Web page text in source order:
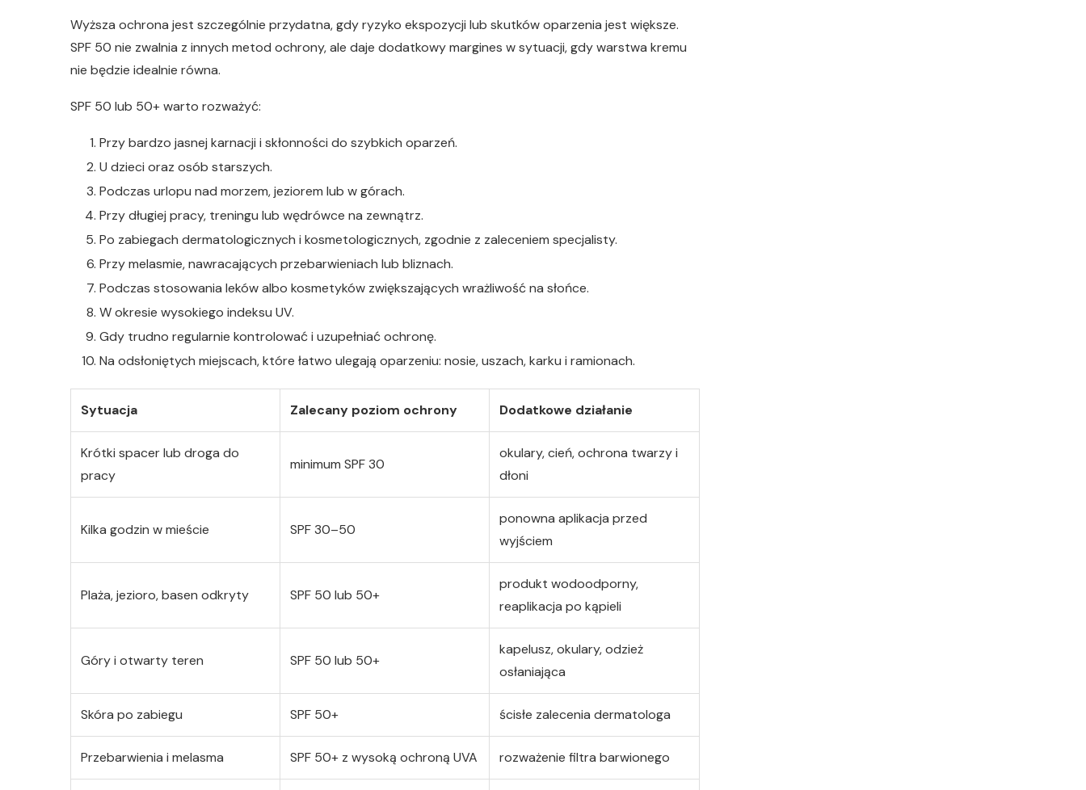
Wyższa ochrona jest szczególnie przydatna, gdy ryzyko ekspozycji lub skutków oparzenia jest większe.
SPF 50 nie zwalnia z innych metod ochrony, ale daje dodatkowy margines w sytuacji, gdy warstwa kremu
nie będzie idealnie równa.
SPF 50 lub 50+ warto rozważyć:
Przy bardzo jasnej karnacji i skłonności do szybkich oparzeń.
U dzieci oraz osób starszych.
Podczas urlopu nad morzem, jeziorem lub w górach.
Przy długiej pracy, treningu lub wędrówce na zewnątrz.
Po zabiegach dermatologicznych i kosmetologicznych, zgodnie z zaleceniem specjalisty.
Przy melasmie, nawracających przebarwieniach lub bliznach.
Podczas stosowania leków albo kosmetyków zwiększających wrażliwość na słońce.
W okresie wysokiego indeksu UV.
Gdy trudno regularnie kontrolować i uzupełniać ochronę.
Na odsłoniętych miejscach, które łatwo ulegają oparzeniu: nosie, uszach, karku i ramionach.
Sytuacja Zalecany poziom ochrony Dodatkowe działanie
Krótki spacer lub droga do
pracy
minimum SPF 30
okulary, cień, ochrona twarzy i
dłoni
Kilka godzin w mieście SPF 30–50
ponowna aplikacja przed
wyjściem
Plaża, jezioro, basen odkryty SPF 50 lub 50+
produkt wodoodporny,
reaplikacja po kąpieli
Góry i otwarty teren SPF 50 lub 50+
kapelusz, okulary, odzież
osłaniająca
Skóra po zabiegu SPF 50+ ścisłe zalecenia dermatologa
Przebarwienia i melasma SPF 50+ z wysoką ochroną UVA rozważenie filtra barwionego